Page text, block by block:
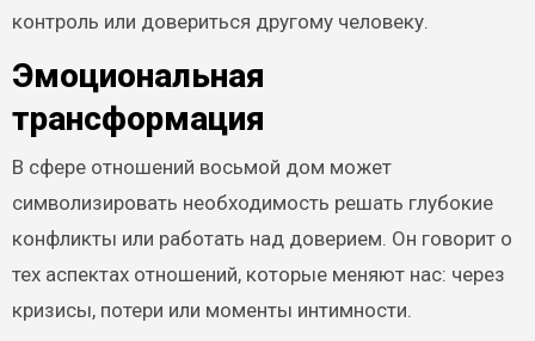
контроль или довериться другому человеку.
Эмоциональная
трансформация
В сфере отношений восьмой дом может
символизировать необходимость решать глубокие
конфликты или работать над доверием. Он говорит о
тех аспектах отношений, которые меняют нас: через
кризисы, потери или моменты интимности.